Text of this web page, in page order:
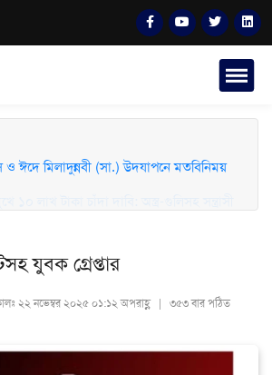
ঈদে মিলাদুন্নবী (সা.) উদযাপনে মতবিনিময়
যুবক গ্রেপ্তার
২২ নভেম্বর ২০২৫ ০১:১২ অপরাহ্ণ | ৩৫৩ বার পঠিত